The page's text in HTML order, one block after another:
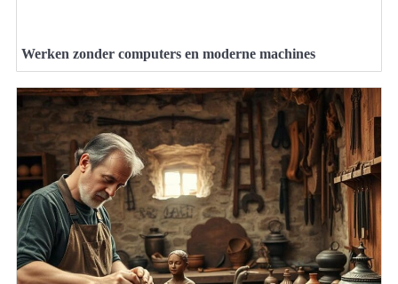
Werken zonder computers en moderne machines